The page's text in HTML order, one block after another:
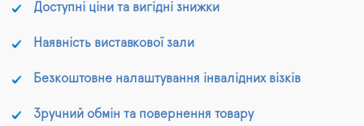
Доступні ціни та вигідні знижки
Наявність виставкової зали
Безкоштовне налаштування інвалідних візків
Зручний обмін та повернення товару